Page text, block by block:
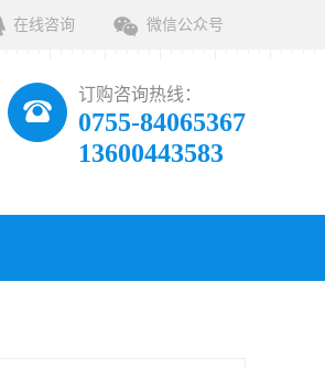
在线咨询 微信公众号
订购咨询热线：
0755-84065367
13600443583